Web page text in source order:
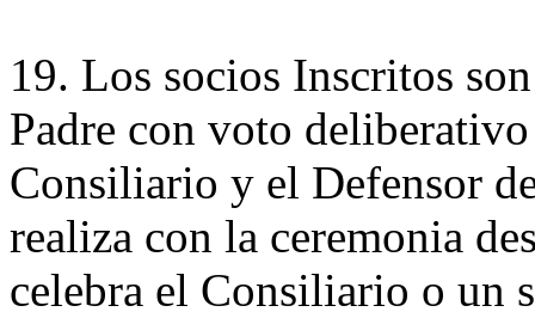
19. Los socios Inscritos
Padre con voto
Consiliario y el Defensor
realiza con la ceremonia
celebra el Consiliario o un